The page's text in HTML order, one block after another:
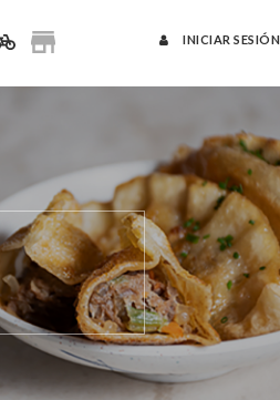
INICIAR SESIÓN